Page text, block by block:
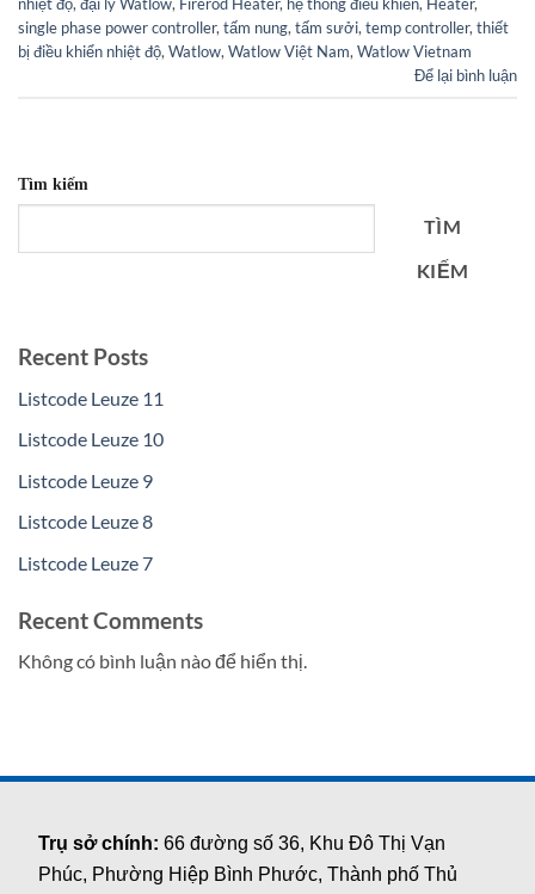
single phase power controller, tấm nung, tấm sưởi, temp controller, thiết
bị điều khiển nhiệt độ, Watlow, Watlow Việt Nam, Watlow Vietnam
Để lại bình luận
Tìm kiếm
TÌM
KIẾM
Recent Posts
Listcode Leuze 11
Listcode Leuze 10
Listcode Leuze 9
Listcode Leuze 8
Listcode Leuze 7
Recent Comments
Không có bình luận nào để hiển thị.
Trụ sở chính:66 đường số 36, Khu Đô Thị Vạn
Phúc, Phường Hiệp Bình Phước, Thành phố Thủ